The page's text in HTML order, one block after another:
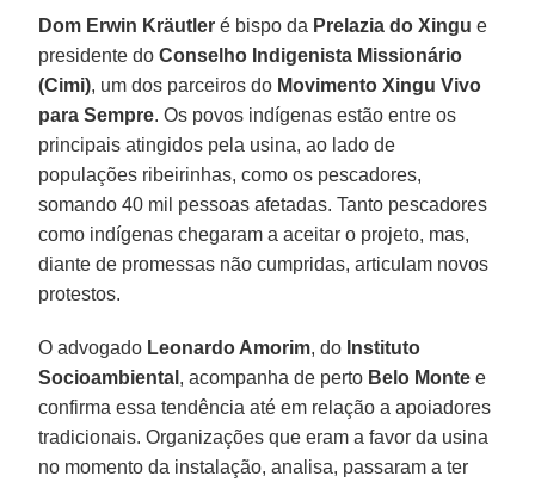
Dom Erwin Kräutler é bispo da Prelazia do Xingu e
presidente doConselho Indigenista Missionário
(Cimi), um dos parceiros do Movimento Xingu Vivo
para Sempre. Os povos indígenas estão entre os
principais atingidos pela usina, ao lado de
populações ribeirinhas, como os pescadores,
somando 40 mil pessoas afetadas. Tanto pescadores
como indígenas chegaram a aceitar o projeto, mas,
diante de promessas não cumpridas, articulam novos
protestos.
O advogado Leonardo Amorim, do Instituto
Socioambiental , acompanha de perto Belo Monte e
confirma essa tendência até em relação a apoiadores
tradicionais. Organizações que eram a favor da usina
no momento da instalação, analisa, passaram a ter